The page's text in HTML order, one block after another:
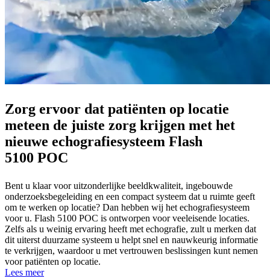
Zorg ervoor dat patiënten op locatie
meteen de juiste zorg krijgen met het
nieuwe echografiesysteem Flash
5100 POC
Bent u klaar voor uitzonderlijke beeldkwaliteit, ingebouwde
onderzoeksbegeleiding en een compact systeem dat u ruimte geeft
om te werken op locatie? Dan hebben wij het echografiesysteem
voor u. Flash 5100 POC is ontworpen voor veeleisende locaties.
Zelfs als u weinig ervaring heeft met echografie, zult u merken dat
dit uiterst duurzame systeem u helpt snel en nauwkeurig informatie
te verkrijgen, waardoor u met vertrouwen beslissingen kunt nemen
voor patiënten op locatie.
Lees meer